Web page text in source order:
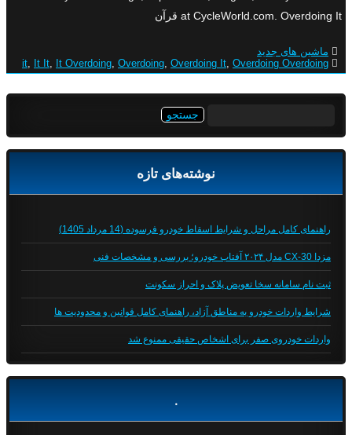
at CycleWorld.com. Overdoing It قرآن
ماشین های جدید
it, It It, It Overdoing, Overdoing, Overdoing It, Overdoing Overdoing
نوشته‌های تازه
راهنمای کامل مراحل و شرایط اسقاط خودرو فرسوده (14 مرداد 1405)
مزدا CX-30 مدل ۲۰۲۴ آفتاب خودرو؛ بررسی و مشخصات فنی
ثبت نام سامانه سخا تعویض پلاک و احراز سکونت
شرایط واردات خودرو به مناطق آزاد، راهنمای کامل قوانین و محدودیت ها
واردات خودروی صفر برای اشخاص حقیقی ممنوع شد
.